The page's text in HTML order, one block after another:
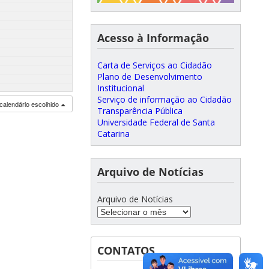
escolhido
Acesso à Informação
Carta de Serviços ao Cidadão
Plano de Desenvolvimento
Institucional
Serviço de informação ao Cidadão
Transparência Pública
Universidade Federal de Santa
Catarina
Arquivo de Notícias
Arquivo de Notícias
CONTATOS